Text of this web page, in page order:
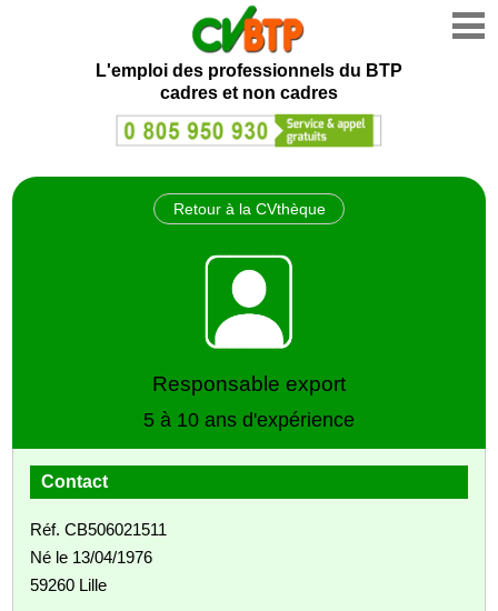
L'emploi des professionnels du BTP
cadres et non cadres
Retour à la CVthèque
Responsable export
5 à 10 ans d'expérience
Contact
Réf. CB506021511
Né le 13/04/1976
59260 Lille